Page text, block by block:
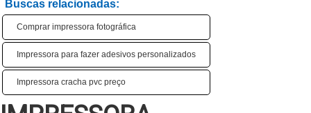
Buscas relacionadas:
Comprar impressora fotográfica
Impressora para fazer adesivos personalizados
Impressora cracha pvc preço